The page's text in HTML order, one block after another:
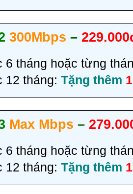
300Mbps –
tháng hoặc từng
tháng: Tặng thêm 1
Max Mbps –
tháng hoặc từng
tháng: Tặng thêm